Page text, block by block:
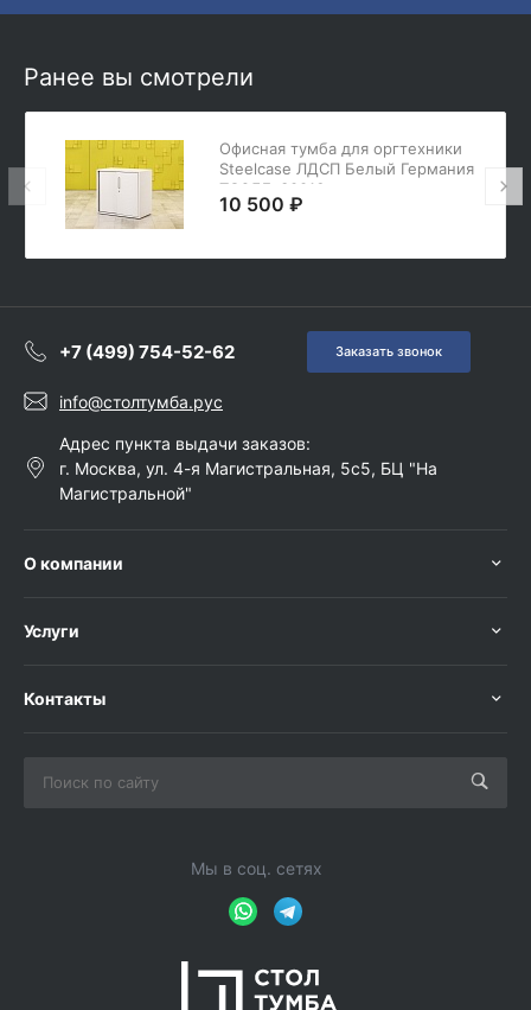
Ранее вы смотрели
Офисная тумба для оргтехники
Steelcase ЛДСП Белый Германия
ТО2ДБ-30016
10 500 ₽
+7 (499) 754-52-62 Заказать звонок
info@столтумба.рус
Адрес пункта выдачи заказов:
г. Москва, ул. 4-я Магистральная, 5с5, БЦ "На
Магистральной"
О компании
Услуги
Контакты
Мы в соц. сетях